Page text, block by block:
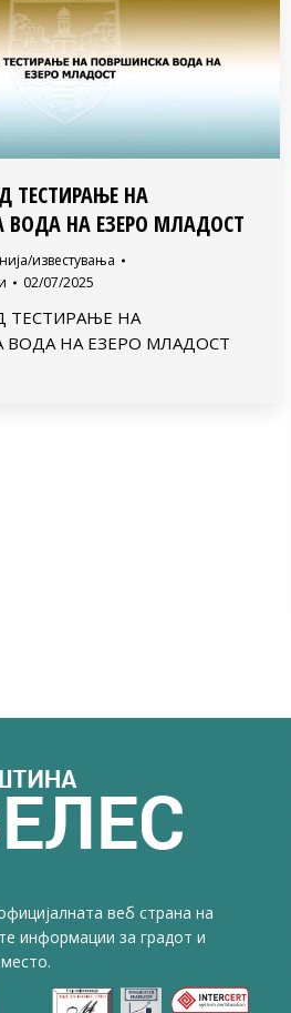
ТЕСТИРАЊЕ НА
ВОДА НА ЕЗЕРО МЛАДОСТ
известувања
02/07/2025
ТЕСТИРАЊЕ НА
НА ЕЗЕРО МЛАДОСТ
веб страна на
информации за градот и